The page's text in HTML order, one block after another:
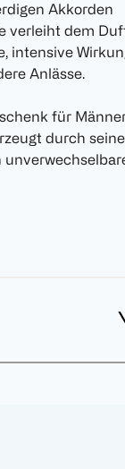
Akkorden
verleiht dem
intensive
Anlässe.
für
durch seine